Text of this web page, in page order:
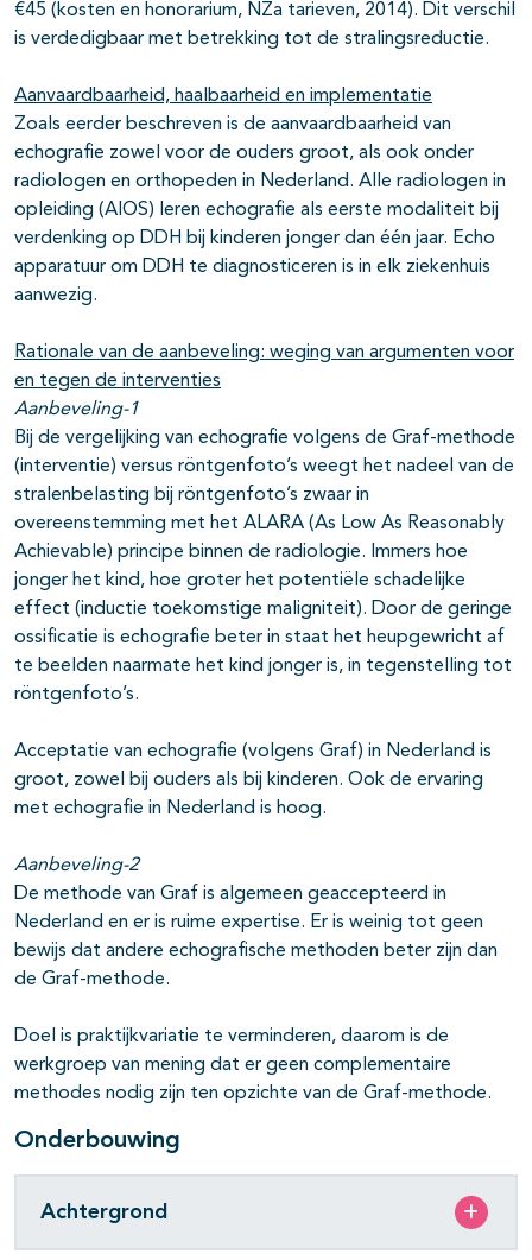
€45 (kosten en honorarium, NZa tarieven, 2014). Dit verschil
is verdedigbaar met betrekking tot de stralingsreductie.
Aanvaardbaarheid, haalbaarheid en implementatie
Zoals eerder beschreven is de aanvaardbaarheid van
echografie zowel voor de ouders groot, als ook onder
radiologen en orthopeden in Nederland. Alle radiologen in
opleiding (AIOS) leren echografie als eerste modaliteit bij
verdenking op DDH bij kinderen jonger dan één jaar. Echo
apparatuur om DDH te diagnosticeren is in elk ziekenhuis
aanwezig.
Rationale van de aanbeveling: weging van argumenten voor
en tegen de interventies
Aanbeveling-1
Bij de vergelijking van echografie volgens de Graf-methode
(interventie) versus röntgenfoto’s weegt het nadeel van de
stralenbelasting bij röntgenfoto’s zwaar in
overeenstemming met het ALARA (As Low As Reasonably
Achievable) principe binnen de radiologie. Immers hoe
jonger het kind, hoe groter het potentiële schadelijke
effect (inductie toekomstige maligniteit). Door de geringe
ossificatie is echografie beter in staat het heupgewricht af
te beelden naarmate het kind jonger is, in tegenstelling tot
röntgenfoto’s.
Acceptatie van echografie (volgens Graf) in Nederland is
groot, zowel bij ouders als bij kinderen. Ook de ervaring
met echografie in Nederland is hoog.
Aanbeveling-2
De methode van Graf is algemeen geaccepteerd in
Nederland en er is ruime expertise. Er is weinig tot geen
bewijs dat andere echografische methoden beter zijn dan
de Graf-methode.
Doel is praktijkvariatie te verminderen, daarom is de
werkgroep van mening dat er geen complementaire
methodes nodig zijn ten opzichte van de Graf-methode.
Onderbouwing
Achtergrond